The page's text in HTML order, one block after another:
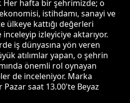
Her hafta bir şehrimizde; o
istihdamı, sanayi ve
ülkeye kattığı değerleri
izleyiciye aktarıyor.
iş dünyasına yön veren
atılımlar yapan, o şehrin
önemli rol oynayan
de inceleniyor. Marka
Pazar saat 13.00'te Beyaz